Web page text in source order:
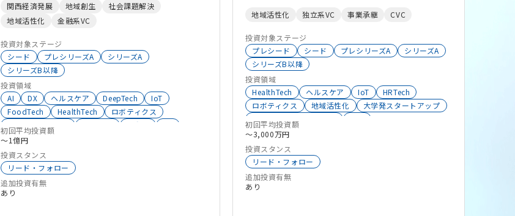
長を促し、投下資金の利益最大化に努めるとともに
地域経済の活性化に貢献します。
関西経済発展 地域創生
社会課題解決
地域活性化
金融系VC
投資対象ステージ
シード
プレシリーズA
シリーズA
シリーズB以降
投資領域
AI
DX ヘルスケア DeepTech
IoT
FoodTech
HealthTech
ロボティクス
サステナビリティ
不動産
Co2削減
地域活性化
教育
環境エネルギー
医療
グローバル
ウェルビーイング
初回平均投資額
〜1億円
投資スタンス
リード・フォロー
追加投資有無
あり
思うような事業展開をできずにいる企業が数多くい
ます。各地で顕在化する地域課題、社会課題を解決
し地域経済を活性化させていくためには、そういう
想いを持った企業が地域経済を牽引する魅力あふれ
る企業に成長を果たしていくことが必要不可欠だと
考えています。 この問題意識から、当社は日本各
地にエクイティマネー供給のすそ野を広げるべく、
ベンチャーファンドの在り方を模索し挑戦し続けて
きました。主力である「地方創生ファンド」では、
必ずしも株式上場を前提とせず、地域課題に向き合
うスマートニッチの企業や、地域経済・雇用を支え
る中堅企業、新しいテクノロジーやイノベーション
地域活性化 独立系VC 事業承継 CVC
投資対象ステージ
プレシード
シード プレシリーズA
シリーズA
シリーズB以降
投資領域
HealthTech
ヘルスケア IoT
HRTech
ロボティクス
地域活性化
大学発スタートアップ
オープンイノベーション
地域スタートアップ
地方自治体
初回平均投資額
〜3,000万円
投資スタンス
リード・フォロー
追加投資有無
あり